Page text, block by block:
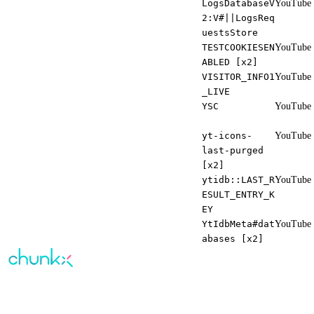
LogsDatabaseV
2:V#||LogsReq
uestsStore
YouTube
TESTCOOKIESEN
ABLED [x2]
YouTube
VISITOR_INFO1
_LIVE
YouTube
YSC YouTube
yt-icons-
last-purged
[x2]
YouTube
ytidb::LAST_R
ESULT_ENTRY_K
EY
YouTube
YtIdbMeta#dat
abases [x2]
YouTube